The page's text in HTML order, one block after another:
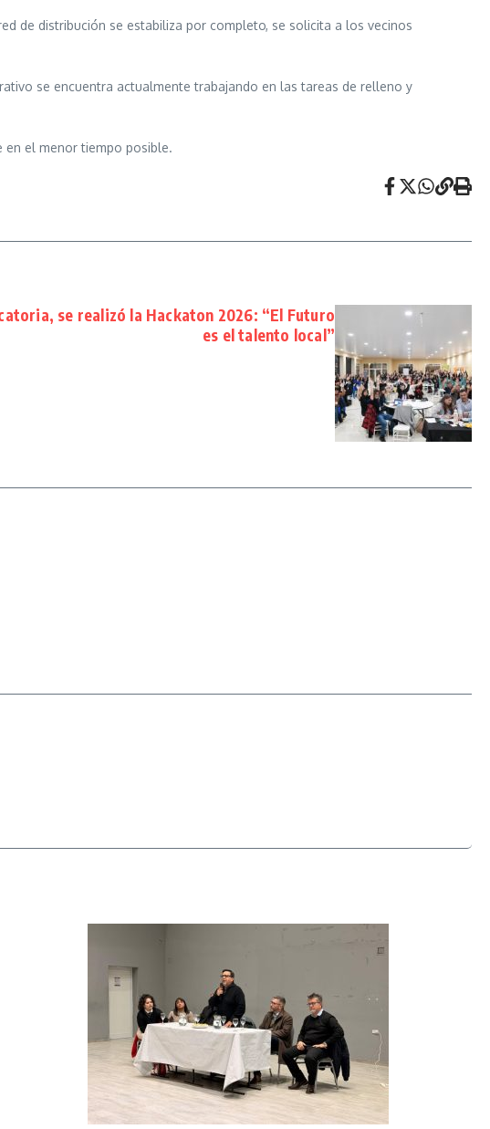
de distribución se estabiliza por completo, se solicita a los vecinos
se encuentra actualmente trabajando en las tareas de relleno y
en el menor tiempo posible.
se realizó la Hackaton 2026: “El Futuro
es el talento local”